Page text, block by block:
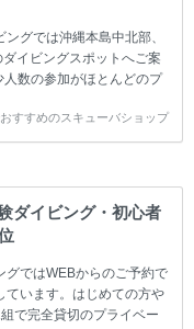
￥16800(税込) 器材 / 送
ング...
グでは沖縄本島中北部、
イビングスポットへご案
数の参加がほとんどのプ
うにリフレッシュダイビン
す。お1人様も初心者の方
グの全てのコース費が
ルが50%OFFになります。
ダイビング ￥13800(税
/ タンク / 送迎...
すすめのスキューバショップ
ダイビング・初心者
グではWEBからのご予約で
ています。はじめての方や
で完全貸切のプライベー